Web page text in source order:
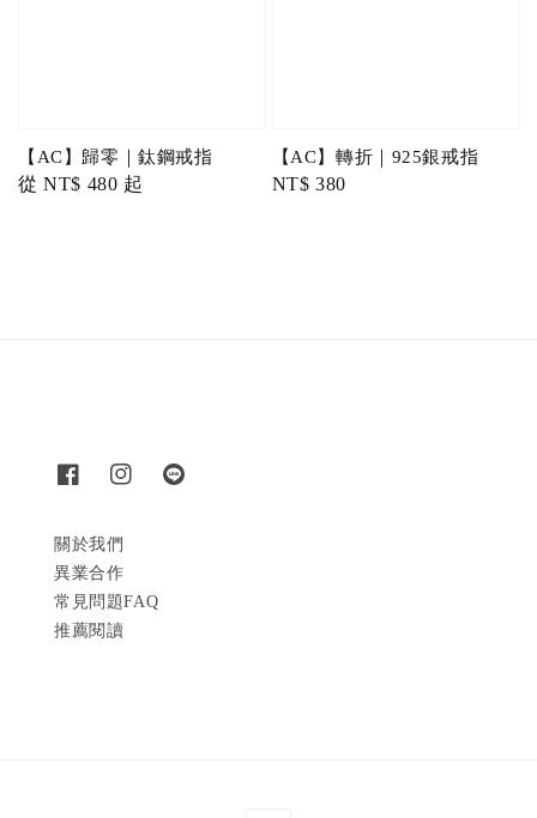
【AC】歸零｜鈦鋼戒指
Regular
從NT$ 480 起
【AC】轉折｜925銀戒指
Regular
NT$ 380
關於我們
異業合作
常見問題FAQ
推薦閱讀